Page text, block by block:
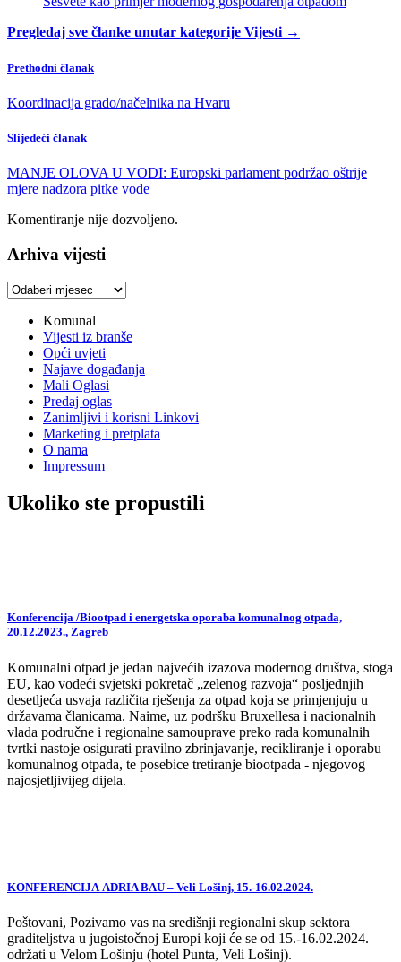
Pregledaj sve članke unutar kategorije Vijesti →
Prethodni članak
Koordinacija grado/načelnika na Hvaru
Slijedeći članak
MANJE OLOVA U VODI: Europski parlament podržao oštrije
mjere nadzora pitke vode
Komentiranje nije dozvoljeno.
Arhiva vijesti
Arhiva
Komunal
Vijesti iz branše
Opći uvjeti
Najave događanja
Mali Oglasi
Predaj oglas
Zanimljivi i korisni Linkovi
Marketing i pretplata
O nama
Impressum
Ukoliko ste propustili
Konferencija /Biootpad i energetska oporaba komunalnog otpada,
20.12.2023., Zagreb
Komunalni otpad je jedan najvećih izazova modernog društva, stoga
EU, kao vodeći svjetski pokretač „zelenog razvoja“ posljednjih
desetljeća usvaja različita rješenja za otpad koja se primjenjuju u
državama članicama. Naime, uz podršku Bruxellesa i nacionalnih
vlada područne i regionalne samouprave preko rada komunalnih
tvrtki nastoje osigurati pravilno zbrinjavanje, recikliranje i oporabu
komunalnog otpada, te posebice tretiranje biootpada - njegovog
najosjetljivijeg dijela.
KONFERENCIJA ADRIA BAU – Veli Lošinj, 15.-16.02.2024.
Poštovani, Pozivamo vas na središnji regionalni skup sektora
graditeljstva u jugoistočnoj Europi koji će se od 15.-16.02.2024.
održati u Velom Lošinju (hotel Punta, Veli Lošinj).